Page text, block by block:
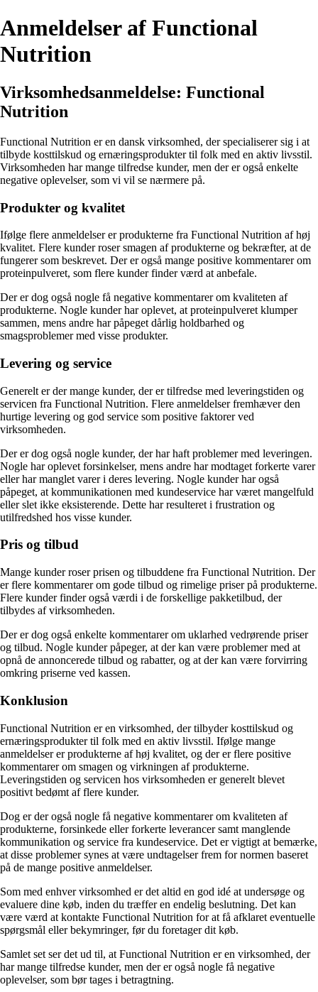
Anmeldelser af Functional
Nutrition
Virksomhedsanmeldelse: Functional
Nutrition
Functional Nutrition er en dansk virksomhed, der specialiserer sig i at
tilbyde kosttilskud og ernæringsprodukter til folk med en aktiv livsstil.
Virksomheden har mange tilfredse kunder, men der er også enkelte
negative oplevelser, som vi vil se nærmere på.
Produkter og kvalitet
Ifølge flere anmeldelser er produkterne fra Functional Nutrition af høj
kvalitet. Flere kunder roser smagen af produkterne og bekræfter, at de
fungerer som beskrevet. Der er også mange positive kommentarer om
proteinpulveret, som flere kunder finder værd at anbefale.
Der er dog også nogle få negative kommentarer om kvaliteten af
produkterne. Nogle kunder har oplevet, at proteinpulveret klumper
sammen, mens andre har påpeget dårlig holdbarhed og
smagsproblemer med visse produkter.
Levering og service
Generelt er der mange kunder, der er tilfredse med leveringstiden og
servicen fra Functional Nutrition. Flere anmeldelser fremhæver den
hurtige levering og god service som positive faktorer ved
virksomheden.
Der er dog også nogle kunder, der har haft problemer med leveringen.
Nogle har oplevet forsinkelser, mens andre har modtaget forkerte varer
eller har manglet varer i deres levering. Nogle kunder har også
påpeget, at kommunikationen med kundeservice har været mangelfuld
eller slet ikke eksisterende. Dette har resulteret i frustration og
utilfredshed hos visse kunder.
Pris og tilbud
Mange kunder roser prisen og tilbuddene fra Functional Nutrition. Der
er flere kommentarer om gode tilbud og rimelige priser på produkterne.
Flere kunder finder også værdi i de forskellige pakketilbud, der
tilbydes af virksomheden.
Der er dog også enkelte kommentarer om uklarhed vedrørende priser
og tilbud. Nogle kunder påpeger, at der kan være problemer med at
opnå de annoncerede tilbud og rabatter, og at der kan være forvirring
omkring priserne ved kassen.
Konklusion
Functional Nutrition er en virksomhed, der tilbyder kosttilskud og
ernæringsprodukter til folk med en aktiv livsstil. Ifølge mange
anmeldelser er produkterne af høj kvalitet, og der er flere positive
kommentarer om smagen og virkningen af produkterne.
Leveringstiden og servicen hos virksomheden er generelt blevet
positivt bedømt af flere kunder.
Dog er der også nogle få negative kommentarer om kvaliteten af
produkterne, forsinkede eller forkerte leverancer samt manglende
kommunikation og service fra kundeservice. Det er vigtigt at bemærke,
at disse problemer synes at være undtagelser frem for normen baseret
på de mange positive anmeldelser.
Som med enhver virksomhed er det altid en god idé at undersøge og
evaluere dine køb, inden du træffer en endelig beslutning. Det kan
være værd at kontakte Functional Nutrition for at få afklaret eventuelle
spørgsmål eller bekymringer, før du foretager dit køb.
Samlet set ser det ud til, at Functional Nutrition er en virksomhed, der
har mange tilfredse kunder, men der er også nogle få negative
oplevelser, som bør tages i betragtning.